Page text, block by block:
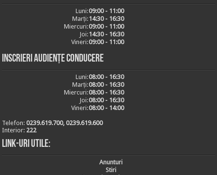
Luni:09:00 - 11:00
Marți:14:30 - 16:30
Miercuri:09:00 - 11:00
Joi:14:30 - 16:30
Vineri:09:00 - 11:00
Inscrieri audiențe conducere
Luni:08:00 - 16:30
Marți:08:00 - 16:30
Miercuri:08:00 - 16:30
Joi:08:00 - 16:30
Vineri:08:00 - 14:00
Telefon:0239.619.700, 0239.619.600
Interior: 222
Link-uri utile:
Anunturi
Stiri